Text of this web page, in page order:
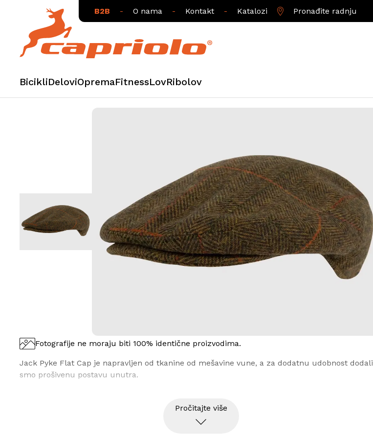
B2B - O nama - Kontakt - Katalozi Pronađite radnju
BicikliDeloviOpremaFitnessLovRibolov
Fotografije ne moraju biti 100% identične proizvodima.
Jack Pyke Flat Cap je napravljen od tkanine od mešavine vune, a za dodatnu udobnost dodali
smo prošivenu postavu unutra.
Pročitajte više